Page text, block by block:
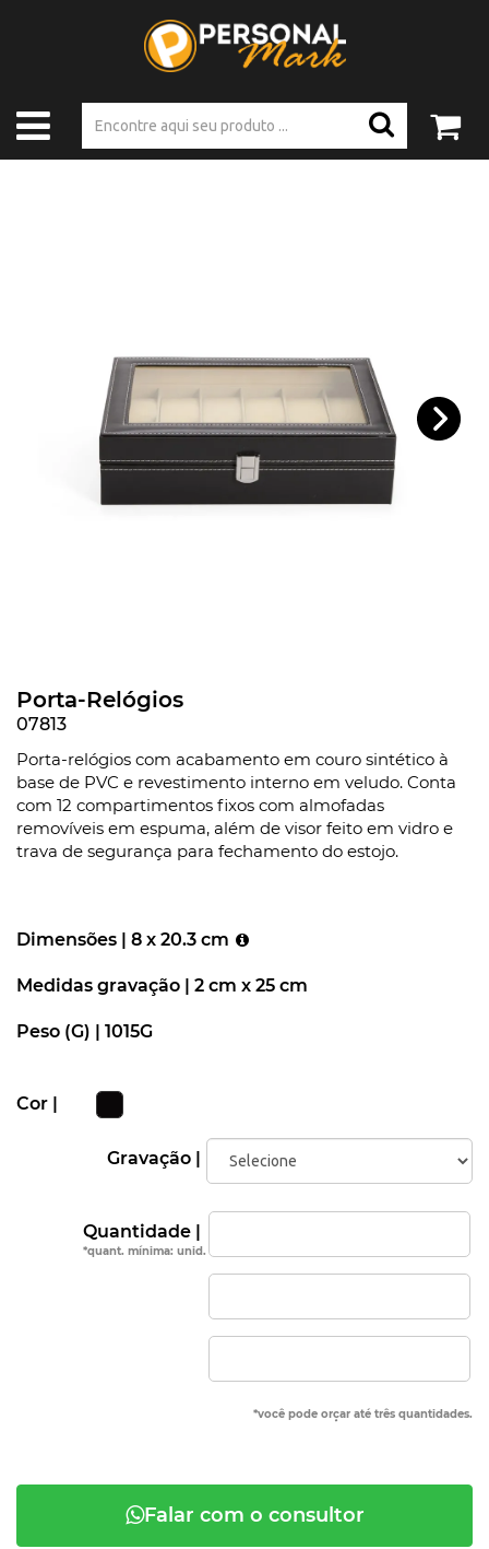
Porta-Relógios
07813
Porta-relógios com acabamento em couro sintético à
base de PVC e revestimento interno em veludo. Conta
com 12 compartimentos fixos com almofadas
removíveis em espuma, além de visor feito em vidro e
trava de segurança para fechamento do estojo.
Dimensões | 8 x 20.3 cm
Medidas gravação | 2 cm x 25 cm
Peso (G) | 1015G
Cor |
Gravação |
Quantidade |
*quant. mínima: unid.
*você pode orçar até três quantidades.
Falar com o consultor